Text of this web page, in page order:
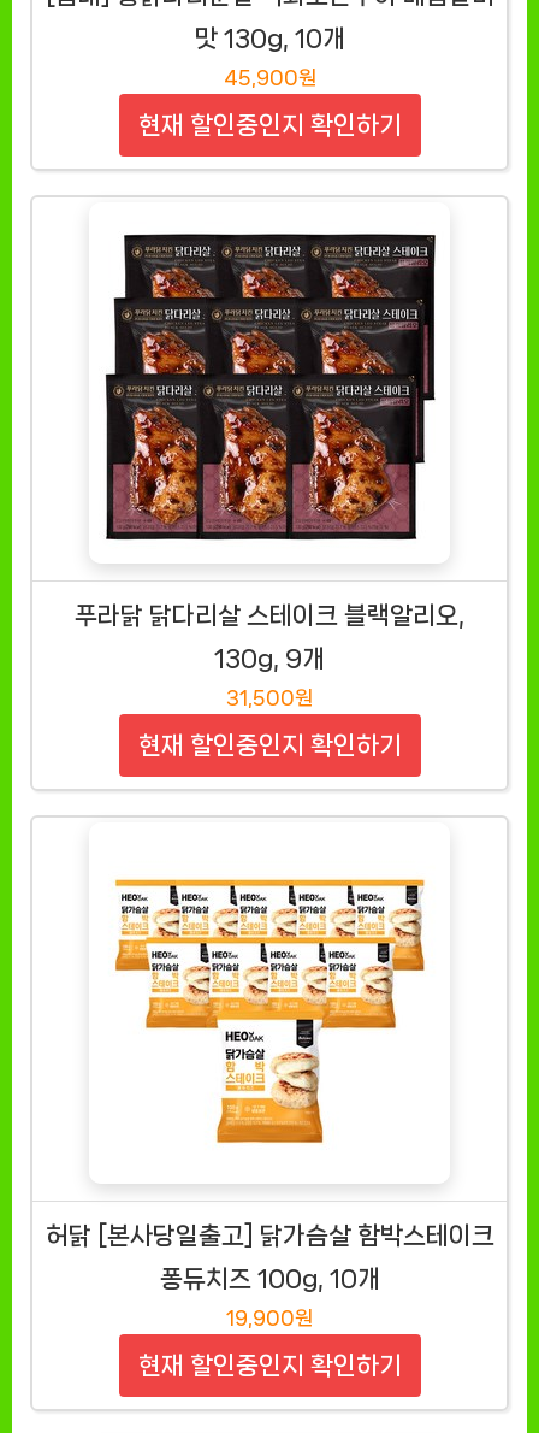
맛 130g, 10개
45,900원
현재 할인중인지 확인하기
푸라닭 닭다리살 스테이크 블랙알리오,
130g, 9개
31,500원
현재 할인중인지 확인하기
허닭 [본사당일출고] 닭가슴살 함박스테이크
퐁듀치즈 100g, 10개
19,900원
현재 할인중인지 확인하기